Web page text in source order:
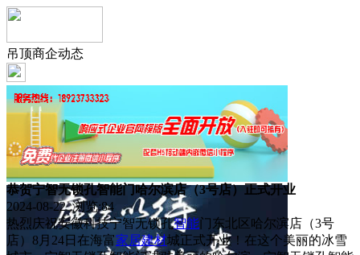
吊顶商企动态
恭贺宁智无锁孔智能门哈尔滨店（3号店）正式开业
2024-08-22 浏览:84
热烈庆祝安徽科技宁智无锁孔智能门东北区哈尔滨店（3号
店）8月24日在海富家居建材城正式开业！在这个美丽的冰雪